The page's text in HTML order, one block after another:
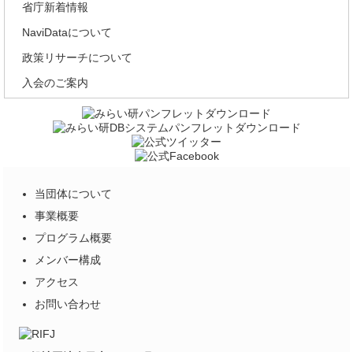
省庁新着情報
NaviDataについて
政策リサーチについて
入会のご案内
当団体について
事業概要
プログラム概要
メンバー構成
アクセス
お問い合わせ